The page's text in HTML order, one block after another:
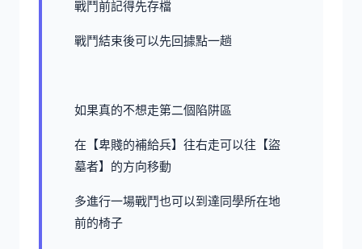
戰鬥前記得先存檔
戰鬥結束後可以先回據點一趟
如果真的不想走第二個陷阱區
在【卑賤的補給兵】往右走可以往【盜
墓者】的方向移動
多進行一場戰鬥也可以到達同學所在地
前的椅子